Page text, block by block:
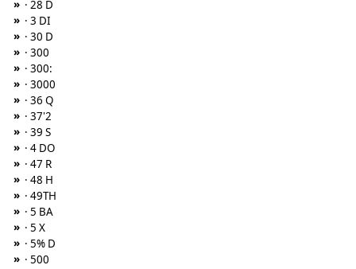
» · 28 D
» · 3 DI
» · 30 D
» · 300
» · 300:
» · 3000
» · 36 Q
» · 37'2
» · 39 S
» · 4 DO
» · 47 R
» · 48 H
» · 49TH
» · 5 BA
» · 5 X
» · 5% D
» · 500